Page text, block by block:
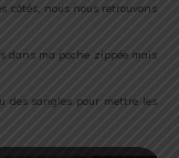
côtés, nous nous retrouvons
dans ma poche zippée mais
des sangles pour mettre les